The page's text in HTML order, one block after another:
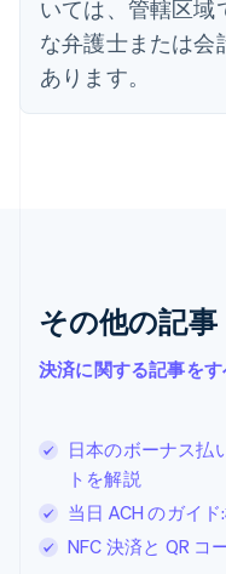
いては、管轄区域
な弁護士または会
あります。
その他の記事
決済に関する記事を
日本のボーナス払
トを解説
当日 ACH のガイ
NFC 決済と QR コ
オーストリア
Deutsch English
オランダ
Nederlands
ジブラルタル
English
シンガポール
English 简体中文
スウェーデン
SvenskaEnglish
スペイン
Español
スロバキア